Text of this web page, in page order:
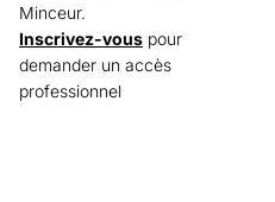
Minceur.
Inscrivez-vous pour
demander un accès
professionnel